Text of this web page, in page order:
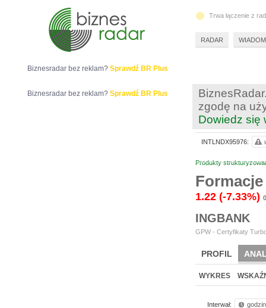
zgodę na
Dowiedz się
Produkty
1.22 (-7.33%)
INGBANK
GPW - Certyfikaty
PROFIL
WYKRES
Interwał:
INTLNDX95976:
Biznesradar bez reklam? Sprawdź BR Plus
Biznesradar bez reklam? Sprawdź BR Plus
Trwa łączenie z
RADAR